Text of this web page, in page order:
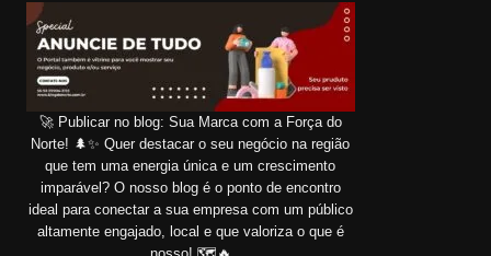
🚀 Publicar no blog: Sua Marca com a Força do
Norte! 🌲✨ Quer destacar o seu negócio na região
que tem uma energia única e um crescimento
imparável? O nosso blog é o ponto de encontro
ideal para conectar a sua empresa com um público
altamente engajado, local e que valoriza o que é